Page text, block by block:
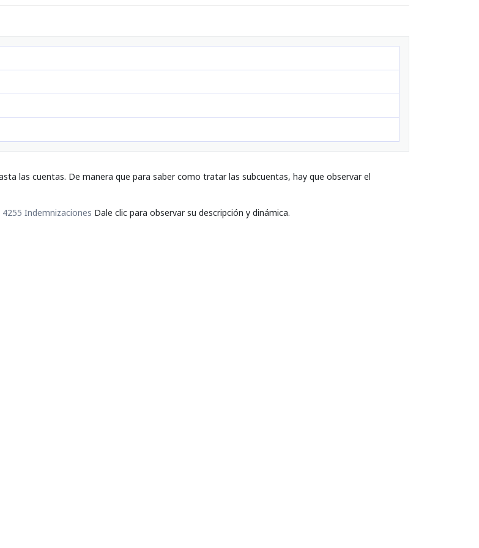
las cuentas. De manera que para saber como tratar las subcuentas, hay que observar el
4255 Indemnizaciones Dale clic para observar su descripción y dinámica.